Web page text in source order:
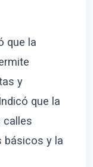
que la
y
que la
calles
básicos y la